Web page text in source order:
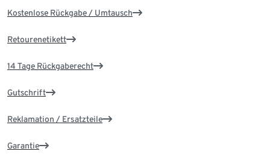
Kostenlose Rückgabe / Umtausch
Retourenetikett
14 Tage Rückgaberecht
Gutschrift
Reklamation / Ersatzteile
Garantie